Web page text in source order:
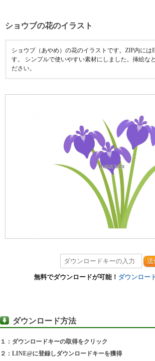
ショウブの花のイラスト
ショウブ（あやめ）の花のイラストです。ZIP内には
す。 シンプルで使いやすい素材にしました。挿絵な
ださい。
送
無料でダウンロードが可能！ ダウンロー
ダウンロード方法
１：ダウンロードキーの取得をクリック
２：LINE@に登録しダウンロードキーを獲得